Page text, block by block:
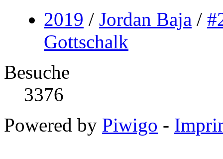
2019 / Jordan Baja /
Gottschalk
Besuche
3376
Powered by Piwigo -